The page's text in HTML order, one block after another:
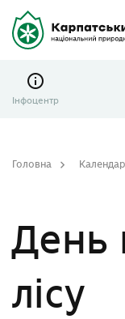
Інфоцентр
Головна Календар
День
лісу